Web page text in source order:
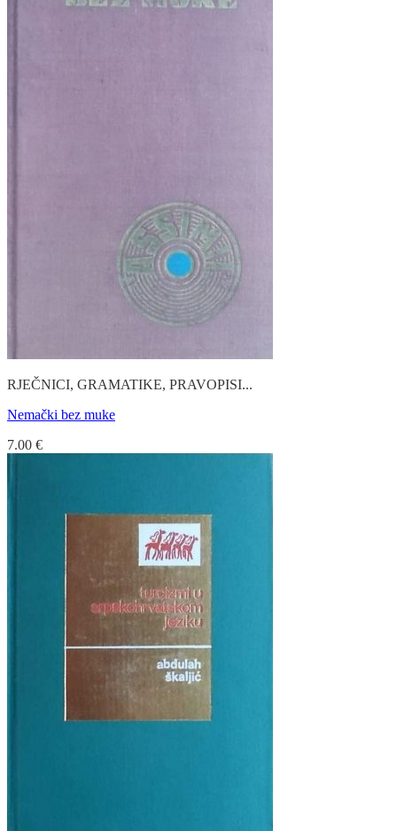
RJEČNICI, GRAMATIKE, PRAVOPISI...
Nemački bez muke
7.00 €